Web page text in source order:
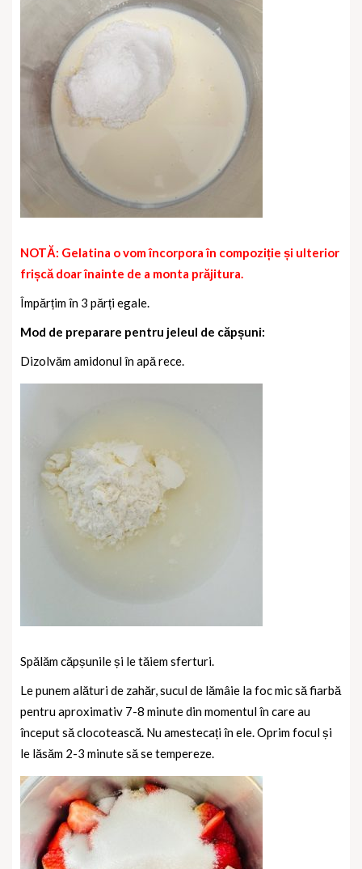
NOTĂ: Gelatina o vom încorpora în compoziție și ulterior
frișcă doar înainte de a monta prăjitura.
Împărțim în 3 părți egale.
Mod de preparare pentru jeleul de căpșuni:
Dizolvăm amidonul în apă rece.
Spălăm căpșunile și le tăiem sferturi.
Le punem alături de zahăr, sucul de lămâie la foc mic să fiarbă
pentru aproximativ 7-8 minute din momentul în care au
început să clocotească. Nu amestecați în ele. Oprim focul și
le lăsăm 2-3 minute să se tempereze.